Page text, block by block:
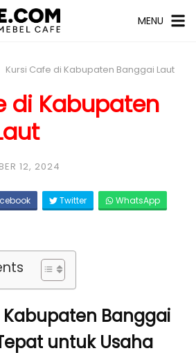
MENU
Kursi Cafe di Kabupaten Banggai Laut
di Kabupaten
12, 2024
Twitter
WhatsApp
Kabupaten Banggai
untuk Usaha